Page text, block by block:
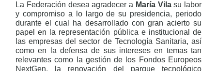
La Federación desea agradecer a María Vilasu labor
y compromiso a lo largo de su presidencia, periodo
durante el cual ha desarrollado con gran acierto su
papel en la representación pública e institucional de
las empresas del sector de Tecnología Sanitaria, así
como en la defensa de sus intereses en temas tan
relevantes como la gestión de los Fondos Europeos
NextGen, la renovación del parque tecnológico